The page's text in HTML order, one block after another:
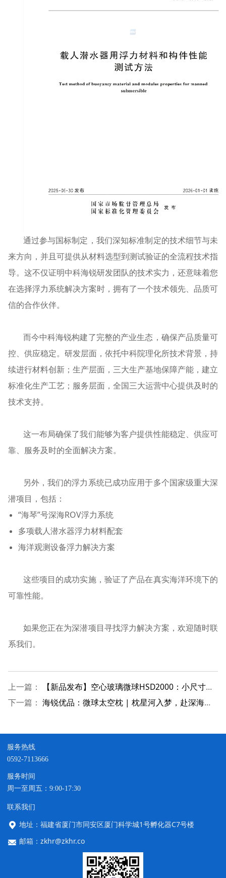
通过参与国标制定，我们深知标准制定的技术细节与未
来方向，并且可提供从材料选型到测试验证的全流程技术指
导。这不仅证明中科海锐研发团队的技术实力，还意味着您
在选择浮力系统解决方案时，拥有了一个技术领先、品质可
信的合作伙伴。
而今中科海锐构建了完整的产业生态，确保产品质量可
控、供应稳定。 研发层面，依托中科院理化所技术背景，持
续进行材料创新；生产层面，三大生产基地保障产能，建立
标准化生产工艺；服务层面，全国三大运营中心提供及时的
技术支持。
这一布局确保了我们能够为客户提供性能稳定、供应可
靠、服务及时的全面解决方案。
另外，我们的浮力系统已成功应用于多个国家级重大深
潜项目，包括：
“海琴”号深海ROV浮力系统
多项载人潜水器浮力材料配套
海洋观测设备浮力解决方案
这些项目的成功实施，验证了产品在真实海洋环境下的
可靠性能。
如果您正在为深潜项目寻找浮力解决方案，欢迎随时联
系我们。
上一篇：
【新品发布】空心玻璃微球HSD2000：小尺寸低热导，价格低至12元/kg，超高性价比
下一篇： 海锐优品：微球太空枕 | 枕星河入梦，赴深海遨游（首批上线，数量有限，速抢！）
服务热线
0592-7113666
服务时间
周一至周五：9:00-17:30
联系我们
地址：福建省厦门市同安区厦门科学城1号孵化器C7号楼
邮箱：zkhr@zkhr.co